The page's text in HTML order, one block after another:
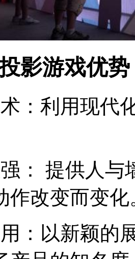
影游戏优势
：利用现代
： 提供人
作改变而变化
：以新颖的